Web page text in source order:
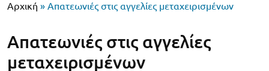
Αρχική » Απατεωνιές στις αγγελίες μεταχειρισμένων
Απατεωνιές στις αγγελίες
μεταχειρισμένων